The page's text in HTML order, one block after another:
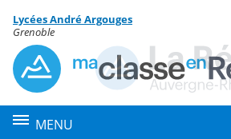
Menu de la rubrique
Contenu
Lycées André Argouges
Grenoble
MENU